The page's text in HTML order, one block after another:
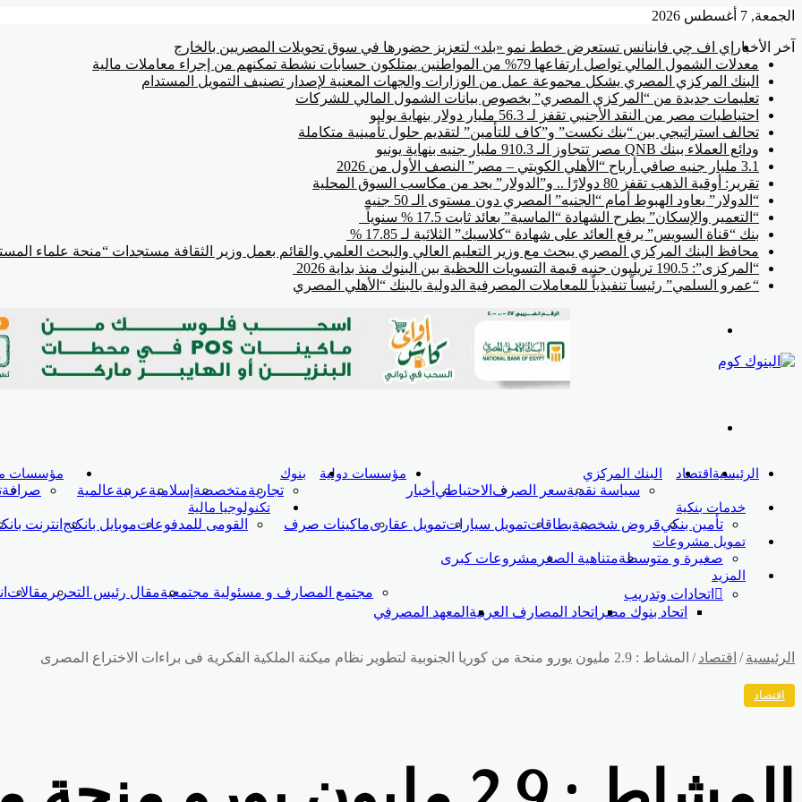
الجمعة, 7 أغسطس 2026
آخر الأخبار إي اف چي فاينانس تستعرض خطط نمو «بلد» لتعزيز حضورها في سوق تحويلات المصريين بالخارج
معدلات الشمول المالي تواصل ارتفاعها 79% من المواطنين يمتلكون حسابات نشطة تمكنهم من إجراء معاملات مالية
البنك المركزي المصري يشكل مجموعة عمل من الوزارات والجهات المعنية لإصدار تصنيف التمويل المستدام
تعليمات جديدة من “المركزي المصري” بخصوص بيانات الشمول المالي للشركات
احتياطيات مصر من النقد الأجنبي تقفز لـ 56.3 مليار دولار بنهاية يوليو
تحالف استراتيجي بين “بنك نكست” و”كاف للتأمين” لتقديم حلول تأمينية متكاملة
ودائع العملاء ببنك QNB مصر تتجاوز الـ 910.3 مليار جنيه بنهاية يونيو
3.1 مليار جنيه صافي أرباح “الأهلي الكويتي – مصر” النصف الأول من 2026
تقرير: أوقية الذهب تقفز 80 دولارًا .. و”الدولار” يحد من مكاسب السوق المحلية
“الدولار” يعاود الهبوط أمام “الجنيه” المصري دون مستوى الـ 50 جنيه
“التعمير والإسكان” يطرح الشهادة “الماسية” بعائد ثابت 17.5 % سنوياً
بنك “قناة السويس” يرفع العائد على شهادة “كلاسيك” الثلاثية لـ 17.85 %
محافظ البنك المركزي المصري يبحث مع وزير التعليم العالي والبحث العلمي والقائم بعمل وزير الثقافة مستجدات “منحة علماء
“المركزى”: 190.5 تريليون جنيه قيمة التسويات اللحظية بين البنوك منذ بداية 2026
“عمرو السلمي” رئيساً تنفيذياً للمعاملات المصرفية الدولية بالبنك “الأهلي المصري
الرئيسيةاقتصاد البنك المركزي
سياسة نقديةسعر الصرف الاحتياطي أخبار
مؤسسات دولية بنوك
تجاريةمتخصصة إسلاميةعربيةعالمية
مؤسسات
صرافة
خدمات بنكية
تأمين بنكيقروض شخصيةبطاقاتتمويل سياراتتمويل عقارىماكينات صرف
تكنولوجيا مالية
القومى للمدفوعاتموبايل بانكنج انترنت
تمويل مشروعات
صغيرة و متوسطةمتناهية الصغر مشروعات كبرى
المزيد
اتحادات وتدريب
اتحاد بنوك مصر اتحاد المصارف العربية المعهد المصرفي
مجتمع المصارف و مسئولية مجتمعيةمقال رئيس التحرير مقالات
الرئيسية / اقتصاد / المشاط : 2.9 مليون يورو منحة من كوريا الجنوبية لتطوير نظام ميكنة الملكية الفكرية فى براءات الاختراع المصرى
اقتصاد